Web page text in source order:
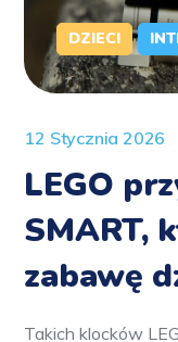
DZIECI
12 Stycznia 2026
LEGO
SMART,
zabawę
Takich klocków